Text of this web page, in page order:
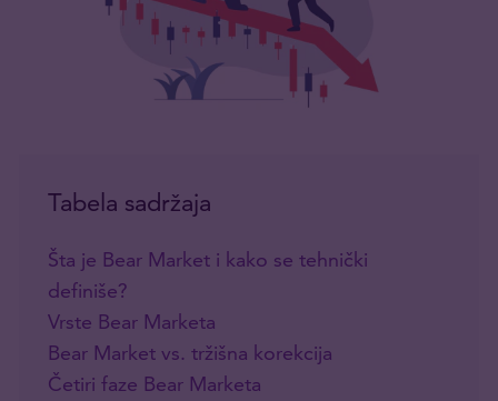
Tabela sadržaja
Šta je Bear Market i kako se tehnički
definiše?
Vrste Bear Marketa
Bear Market vs. tržišna korekcija
Četiri faze Bear Marketa